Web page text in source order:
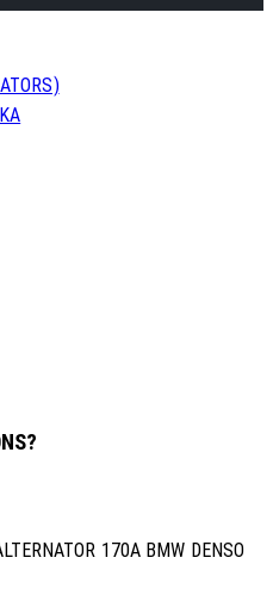
170A BMW DENSO